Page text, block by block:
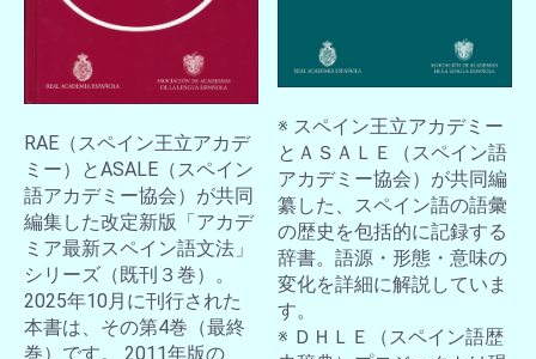
RAE（スペイン王立アカデ
ミー）とASALE（スペイン
語アカデミー協会）が共同
編集した改定新版「アカデ
ミア最新スペイン語文法」
シリーズ（既刊３巻）。
2025年10月に刊行された
本書は、その第4巻（最終
巻）です。 2011年版の
※ スペイン王立アカデミー
とＡＳＡＬＥ（スペイン語
アカデミー協会）が共同編
纂した、スペイン語の語彙
の歴史を包括的に記録する
辞書。語源・形態・意味の
変化を詳細に解説していま
す。
※ ＤＨＬＥ（スペイン語歴